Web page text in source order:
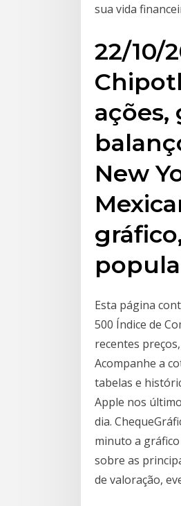
sua vida
22/10/
New
Esta página
500 Índice de
recentes
Acompanhe a
tabelas e
Apple nos
dia.
minuto a
sobre as
de valoração,